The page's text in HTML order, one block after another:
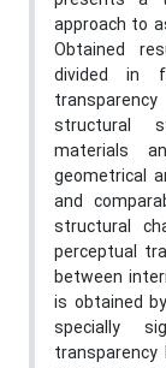
approach to
Obtained
divided in
structural
materials
geometrical
and
structural
perceptual
between
is obtained
specially